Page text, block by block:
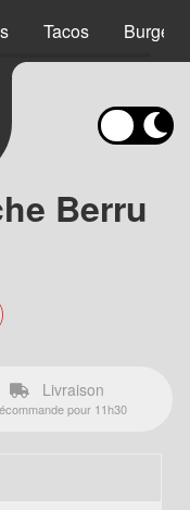
Tacos Burgers
Berru
Livraison
pour 11h30